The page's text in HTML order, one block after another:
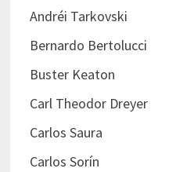
Andréi Tarkovski
Bernardo Bertolucci
Buster Keaton
Carl Theodor Dreyer
Carlos Saura
Carlos Sorín